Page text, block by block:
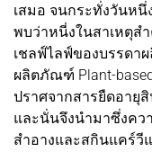
เสมอ จนกระทั่งวันหนึ่
พบว่าหนี่งในสาเหตุส
เชลฟ์ไลฟ์ของบรรดา
ผลิตภัณฑ์ Plant-
ปราศจากสารยืดอายุ
และนั่นจึงนำมาซึ่งคว
สำอางและสกินแคร์วี